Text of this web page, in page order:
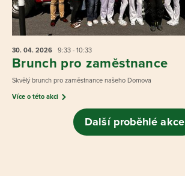
30. 04. 2026 9:33 - 10:33
Brunch pro zaměstnance
Skvělý brunch pro zaměstnance našeho Domova
Více o této akci
Další proběhlé akce